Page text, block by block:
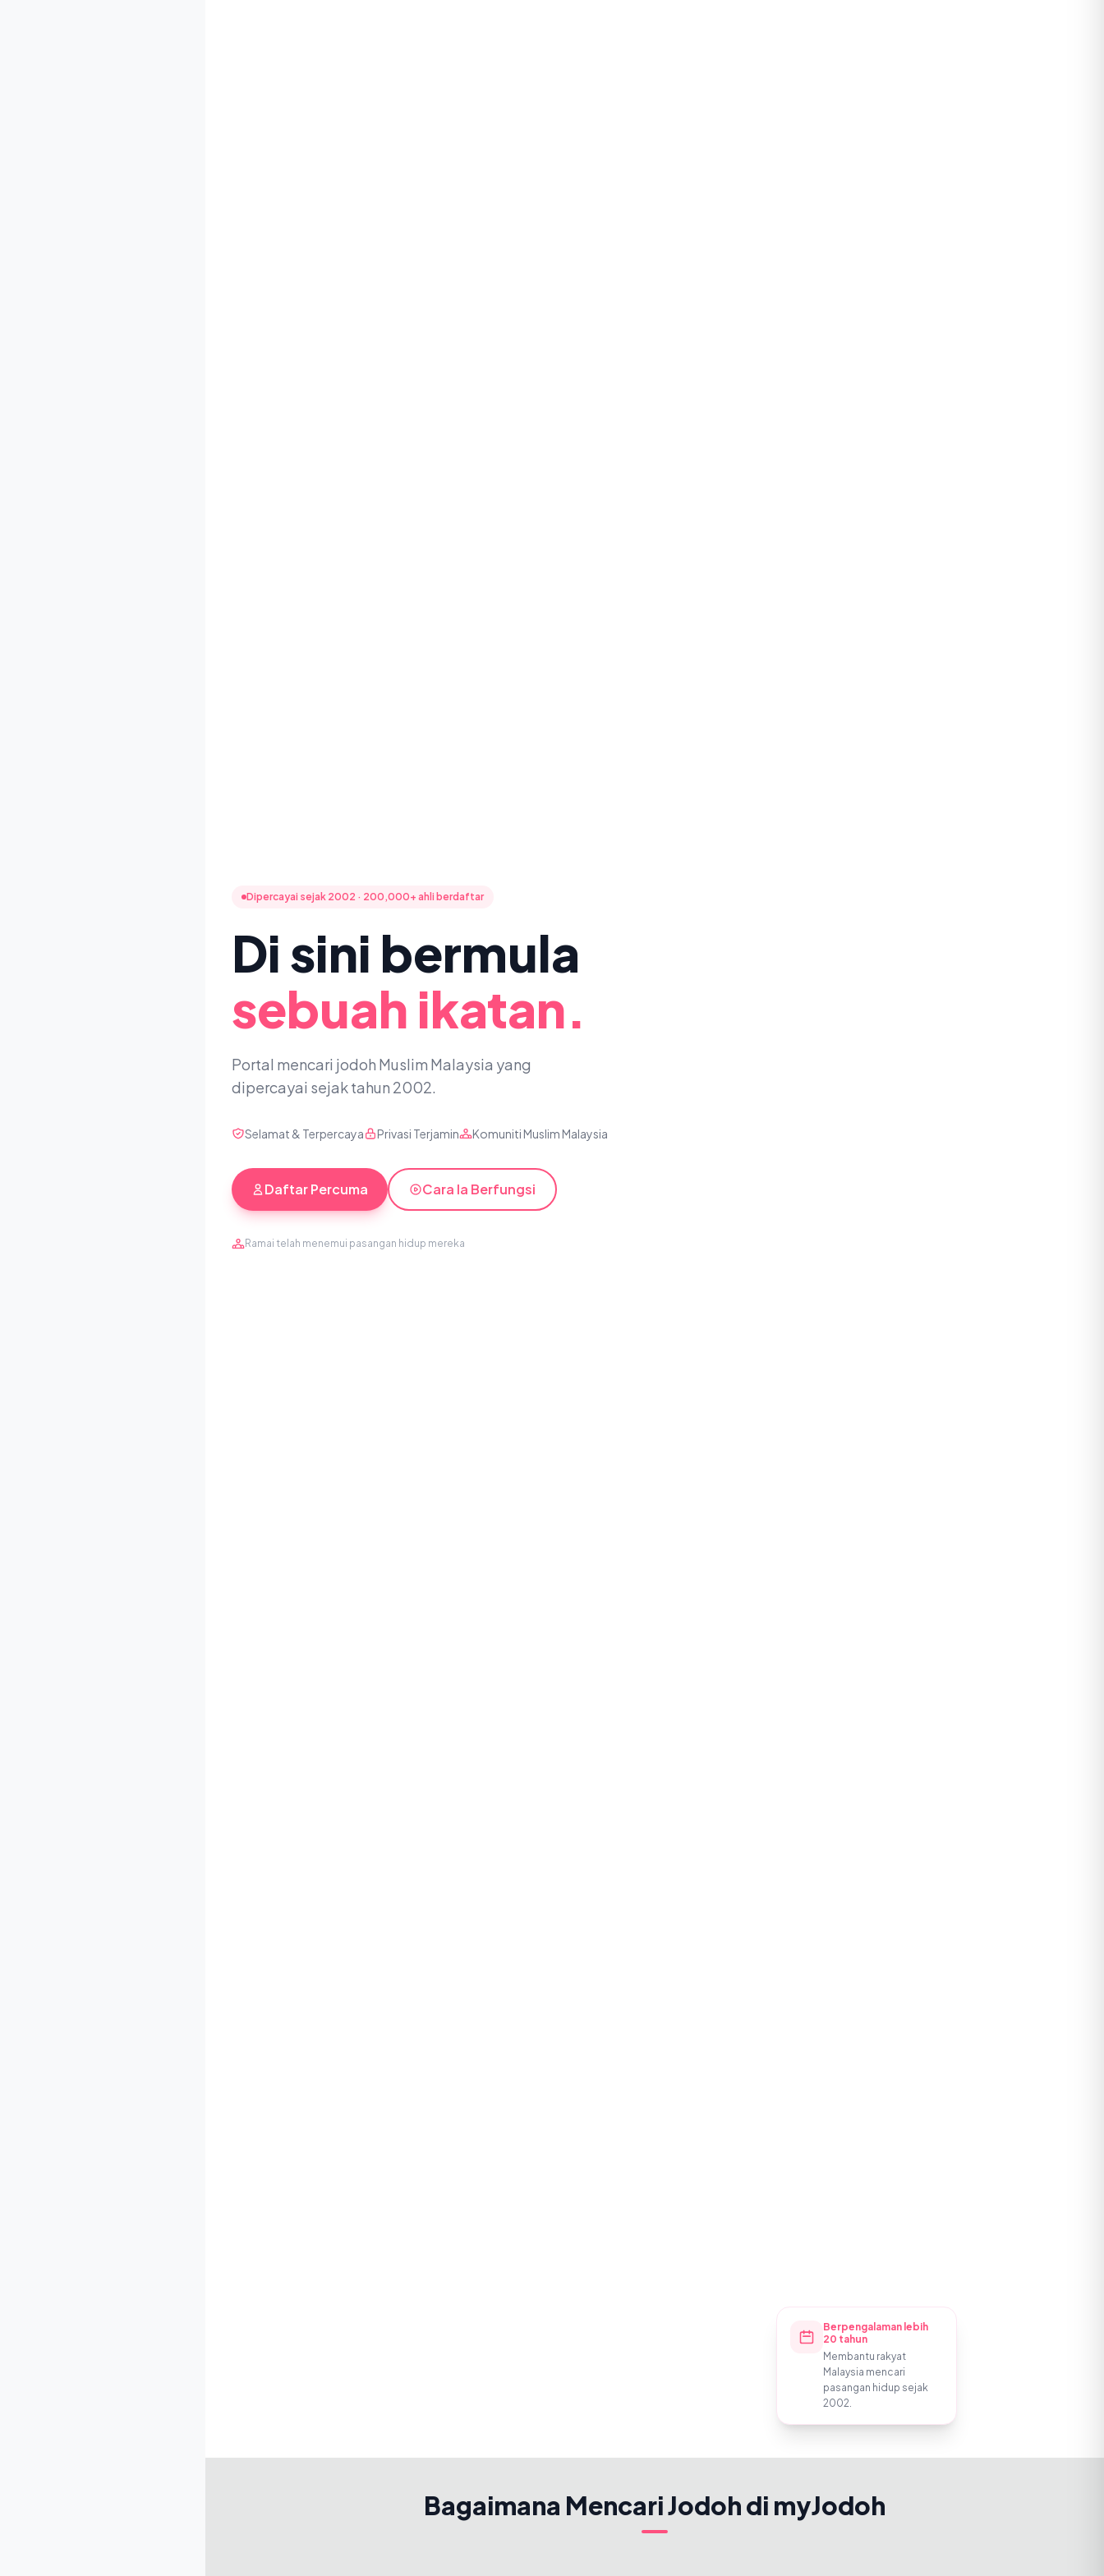
Dipercayai sejak 2002 · 200,000+ ahli berdaftar
Di sini bermula
sebuah ikatan.
Portal mencari jodoh Muslim Malaysia yang
dipercayai sejak tahun 2002.
Selamat & Terpercaya Privasi Terjamin Komuniti Muslim Malaysia
Daftar Percuma Cara Ia Berfungsi
Ramai telah menemui pasangan hidup mereka
Berpengalaman lebih
20 tahun
Membantu rakyat
Malaysia mencari
pasangan hidup sejak
2002.
Bagaimana Mencari Jodoh di myJodoh